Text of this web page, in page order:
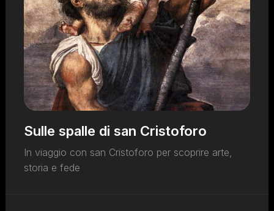
Sulle spalle di san Cristoforo
In viaggio con san Cristoforo per scoprire arte,
storia e fede